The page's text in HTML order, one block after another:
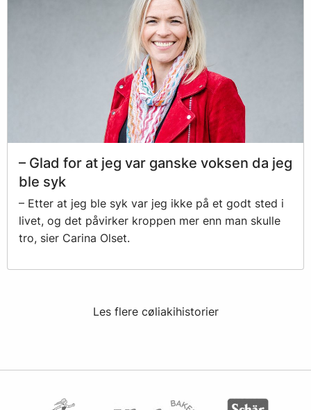
– Glad for at jeg var ganske voksen da jeg
ble syk
– Etter at jeg ble syk var jeg ikke på et godt sted i
livet, og det påvirker kroppen mer enn man skulle
tro, sier Carina Olset.
Les flere cøliakihistorier